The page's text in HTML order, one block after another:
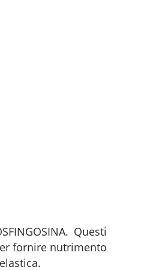
. Questi
fornire nutrimento